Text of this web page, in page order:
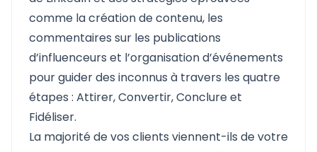
comme la création de contenu, les
commentaires sur les publications
d’influenceurs et l’organisation d’événements
pour guider des inconnus à travers les quatre
étapes : Attirer, Convertir, Conclure et
Fidéliser.
La majorité de vos clients viennent-ils de votre